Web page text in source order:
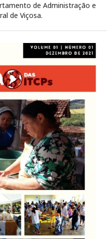
de Administração e
de Viçosa.